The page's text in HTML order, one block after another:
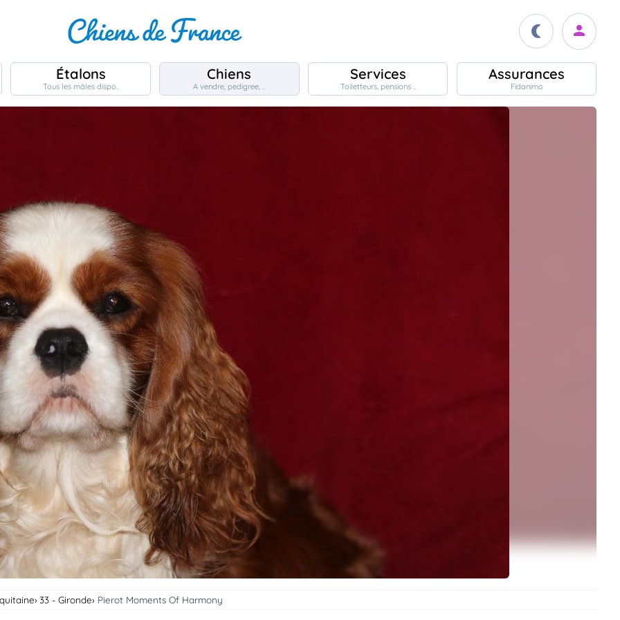
Étalons
Tous les mâles dispo..
Chiens
A vendre, pedigree, ..
Services
Toiletteurs, pensions ..
Assurances
Fidanimo
33 - Gironde Pierot Moments Of Harmony